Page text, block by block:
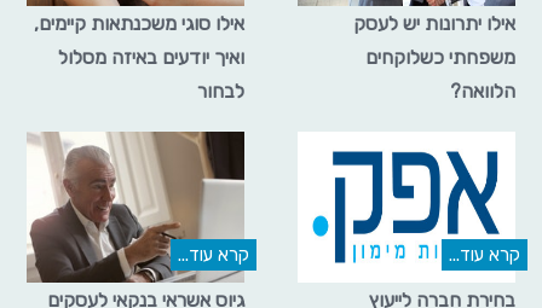
אילו יתרונות יש לעסק
משפחתי כשלוקחים
הלוואה?
אילו סוגי משכנתאות קיימים,
ואיך יודעים באיזה מסלול
לבחור
קרא עוד...
בחירת חברה לייעוץ
קרא עוד...
גיוס אשראי בנקאי לעסקים